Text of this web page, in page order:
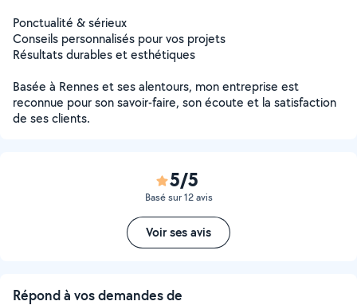
Ponctualité & sérieux
Conseils personnalisés pour vos projets
Résultats durables et esthétiques
Basée à Rennes et ses alentours, mon entreprise est
reconnue pour son savoir-faire, son écoute et la satisfaction
de ses clients.
5/5
Basé sur 12 avis
Voir ses avis
Répond à vos demandes de